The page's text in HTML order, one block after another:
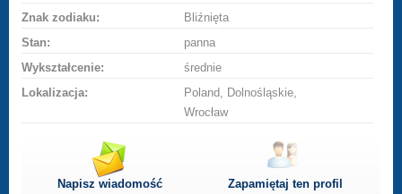
Znak zodiaku:
Bliźnięta
Stan:
panna
Wykształcenie:
średnie
Lokalizacja:
Poland, Dolnośląskie,
Wrocław
Napisz wiadomość Zapamiętaj ten profil